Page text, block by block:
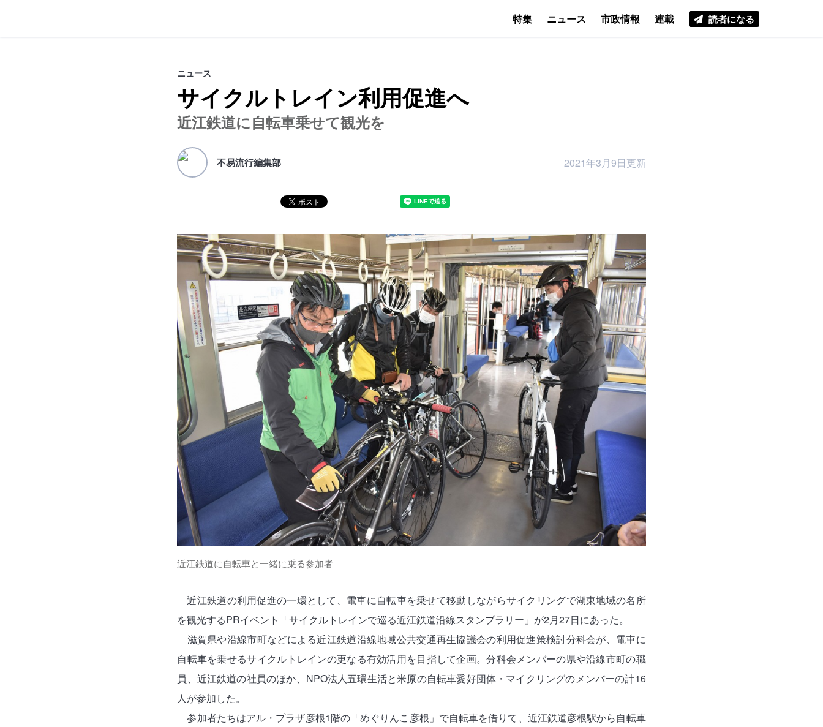
特集 ニュース 市政情報 連載 読者になる
ニュース
サイクルトレイン利用促進へ
近江鉄道に自転車乗せて観光を
不易流行編集部 2021年3月9日更新
近江鉄道に自転車と一緒に乗る参加者
近江鉄道の利用促進の一環として、電車に自転車を乗せて移動しながらサイクリングで湖東地域の名所
を観光するPRイベント「サイクルトレインで巡る近江鉄道沿線スタンプラリー」が2月27日にあった。
滋賀県や沿線市町などによる近江鉄道沿線地域公共交通再生協議会の利用促進策検討分科会が、電車に
自転車を乗せるサイクルトレインの更なる有効活用を目指して企画。分科会メンバーの県や沿線市町の職
員、近江鉄道の社員のほか、NPO法人五環生活と米原の自転車愛好団体・マイクリングのメンバーの計16
人が参加した。
参加者たちはアル・プラザ彦根1階の「めぐりんこ彦根」で自転車を借りて、近江鉄道彦根駅から自転車